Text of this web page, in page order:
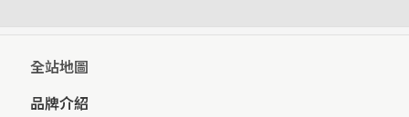
全站地圖
品牌介紹